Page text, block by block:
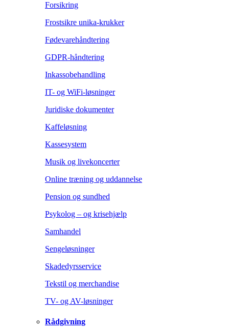
Forsikring
Frostsikre unika-krukker
Fødevarehåndtering
GDPR-håndtering
Inkassobehandling
IT- og WiFi-løsninger
Juridiske dokumenter
Kaffeløsning
Kassesystem
Musik og livekoncerter
Online træning og uddannelse
Pension og sundhed
Psykolog – og krisehjælp
Samhandel
Sengeløsninger
Skadedyrsservice
Tekstil og merchandise
TV- og AV-løsninger
Rådgivning